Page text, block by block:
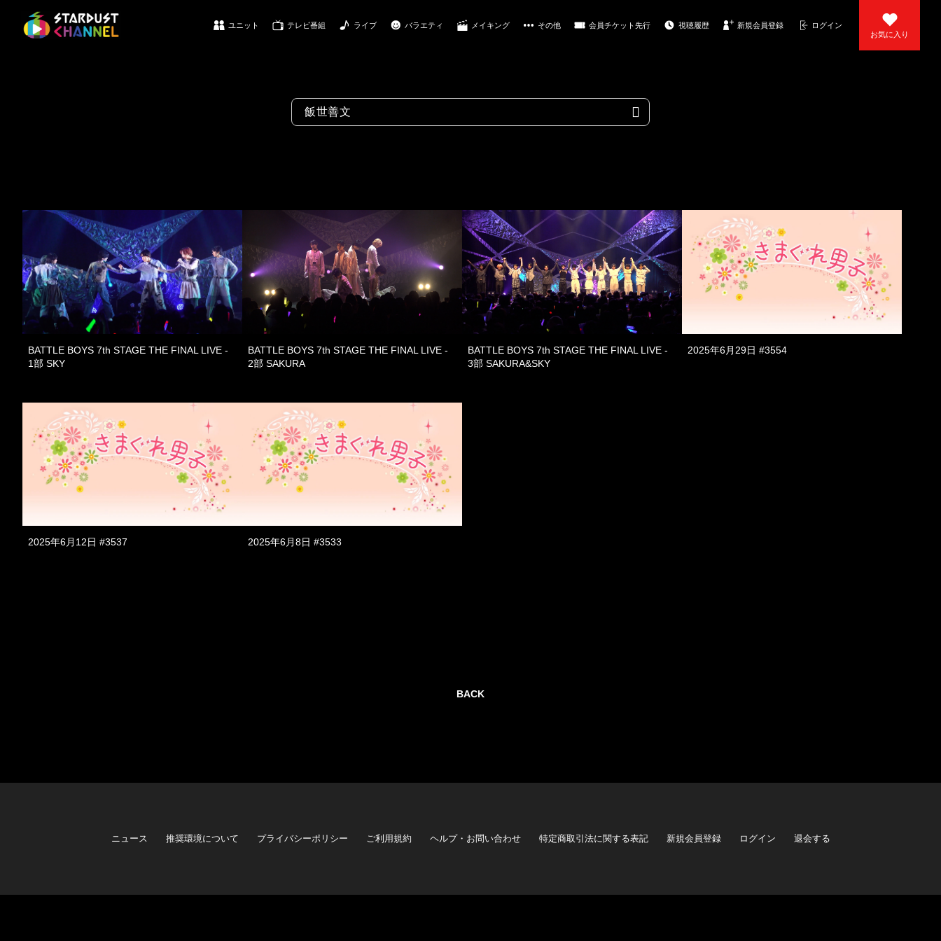
お気に入り
ユニット テレビ番組 ライブ バラエティ メイキング その他 会員チケット先行 視聴履歴 新規会員登録 ログイン
BATTLE BOYS 7th STAGE THE FINAL LIVE -
1部 SKY
BATTLE BOYS 7th STAGE THE FINAL LIVE -
2部 SAKURA
BATTLE BOYS 7th STAGE THE FINAL LIVE -
3部 SAKURA&SKY
2025年6月29日 #3554
2025年6月12日 #3537 2025年6月8日 #3533
BACK
ニュース 推奨環境について プライバシーポリシー ご利用規約 ヘルプ・お問い合わせ 特定商取引法に関する表記 新規会員登録 ログイン 退会する